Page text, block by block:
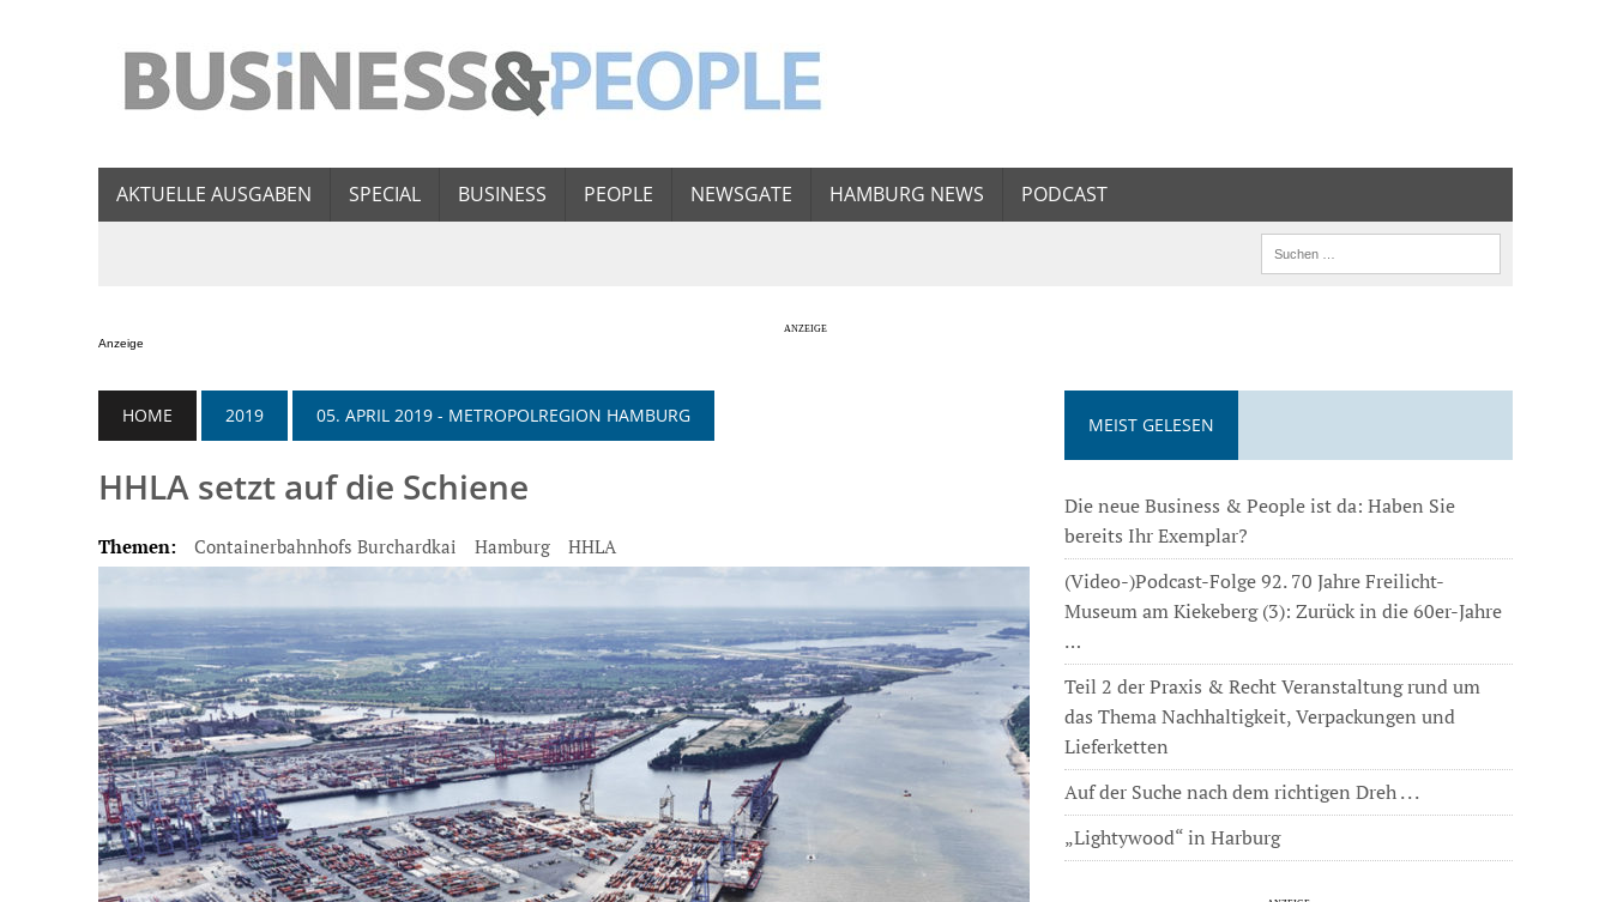
AKTUELLE AUSGABEN SPECIAL BUSINESS PEOPLE NEWSGATE HAMBURG NEWS PODCAST
Anzeige
HOME 2019 05. APRIL 2019 - METROPOLREGION HAMBURG
HHLA setzt auf die Schiene
Themen: Containerbahnhofs Burchardkai Hamburg HHLA
MEIST GELESEN
Die neue Business & People ist da: Haben Sie
bereits Ihr Exemplar?
(Video-)Podcast-Folge 92. 70 Jahre Freilicht-
Museum am Kiekeberg (3): Zurück in die 60er-Jahre
…
Teil 2 der Praxis & Recht Veranstaltung rund um
das Thema Nachhaltigkeit, Verpackungen und
Lieferketten
Auf der Suche nach dem richtigen Dreh . . .
„Lightywood“ in Harburg